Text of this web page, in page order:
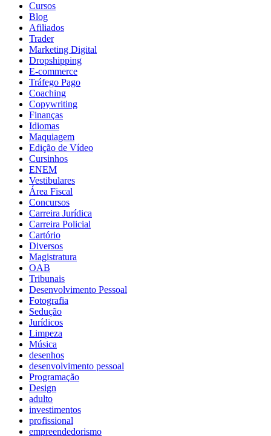
Cursos
Blog
Afiliados
Trader
Marketing Digital
Dropshipping
E-commerce
Tráfego Pago
Coaching
Copywriting
Finanças
Idiomas
Maquiagem
Edição de Vídeo
Cursinhos
ENEM
Vestibulares
Área Fiscal
Concursos
Carreira Jurídica
Carreira Policial
Cartório
Diversos
Magistratura
OAB
Tribunais
Desenvolvimento Pessoal
Fotografia
Sedução
Jurídicos
Limpeza
Música
desenhos
desenvolvimento pessoal
Programação
Design
adulto
investimentos
profissional
empreendedorismo